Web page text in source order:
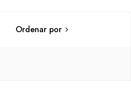
Ordenar por